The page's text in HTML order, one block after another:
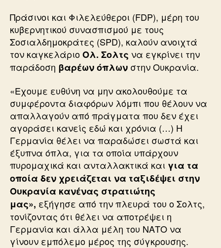
Πράσινοι και Φιλελεύθεροι (FDP), μέρη του
κυβερνητικού συνασπισμού με τους
Σοσιαλδημοκράτες (SPD), καλούν ανοιχτά
τον καγκελάριοΟλ. Σολτς να εγκρίνει την
παράδοση βαρέων όπλων στην Ουκρανία.
«Εχουμε ευθύνη να μην ακολουθούμε τα
συμφέροντα διαφόρων λόμπι που θέλουν να
απαλλαγούν από πράγματα που δεν έχει
αγοράσει κανείς εδώ και χρόνια (…) Η
Γερμανία θέλει να παραδώσει σωστά και
έξυπνα όπλα, για τα οποία υπάρχουν
πυρομαχικά και ανταλλακτικά και για τα
οποία δεν χρειάζεται να ταξιδέψει στην
Ουκρανία κανένας στρατιώτης
μας», εξήγησε από την πλευρά του ο Σολτς,
τονίζοντας ότι θέλει να αποτρέψει η
Γερμανία και άλλα μέλη του ΝΑΤΟ να
γίνουν εμπόλεμο μέρος της σύγκρουσης.